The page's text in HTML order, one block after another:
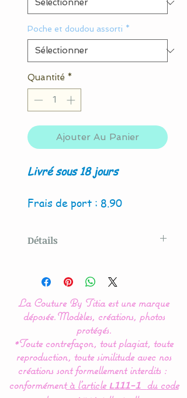
Poche et doudou assorti *
Quantité *
Ajouter Au Panier
Livré sous 18 jours
Frais de port : 8.90
Détails
Couture By Titia
Le tour de Lit est composé
de 3 coussins ( 60 x 45 cm)
: 1 pour la tête de lit et 2
autres pour les côtés.
Ce tour de lit Liberty
La Couture By Titia est une marque
déposée.Modèles, créations, photos
protégés.
*Toute contrefaçon, tout plagiat, toute
reproduction, toute similitude avec nos
créations sont formellement interdits :
conformémentà l’article L111-1
du code